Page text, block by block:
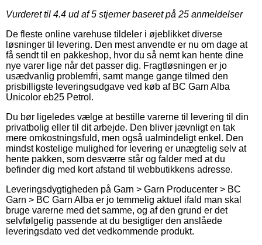
Vurderet til 4.4 ud af 5 stjerner baseret på 25 anmeldelser
De fleste online varehuse tildeler i øjeblikket diverse
løsninger til levering. Den mest anvendte er nu om dage at
få sendt til en pakkeshop, hvor du så nemt kan hente dine
nye varer lige når det passer dig. Fragtløsningen er jo
usædvanlig problemfri, samt mange gange tilmed den
prisbilligste leveringsudgave ved køb af BC Garn Alba
Unicolor eb25 Petrol.
Du bør ligeledes vælge at bestille varerne til levering til din
privatbolig eller til dit arbejde. Den bliver jævnligt en tak
mere omkostningsfuld, men også ualmindeligt enkel. Den
mindst kostelige mulighed for levering er unægtelig selv at
hente pakken, som desværre står og falder med at du
befinder dig med kort afstand til webbutikkens adresse.
Leveringsdygtigheden på Garn > Garn Producenter > BC
Garn > BC Garn Alba er jo temmelig aktuel ifald man skal
bruge varerne med det samme, og af den grund er det
selvfølgelig passende at du besigtiger den anslåede
leveringsdato ved det vedkommende produkt.